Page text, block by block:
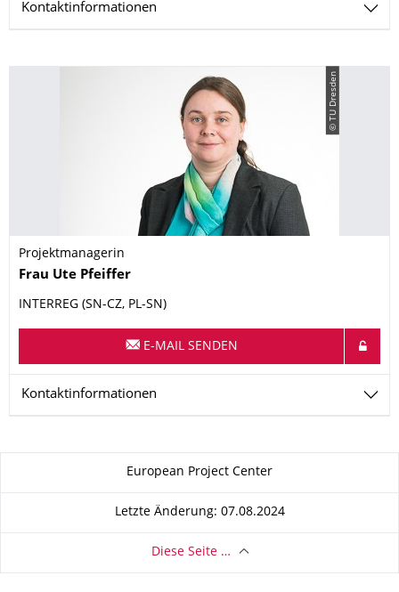
Kontaktinformationen
© TU Dresden
Projektmanagerin
Name
Frau Ute Pfeiffer
INTERREG (SN-CZ, PL-SN)
E-MAIL SENDEN
Kontaktinformationen
Zu dieser SeiteEuropean Project Center
Letzte Änderung: 07.08.2024
Diese Seite …